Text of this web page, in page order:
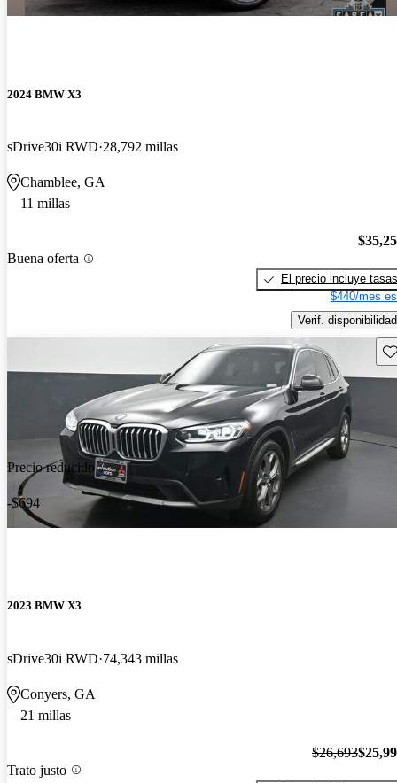
2024 BMW X3
sDrive30i RWD 28,792 millas
Chamblee, GA
11 millas
Buena oferta
El precio incluye tasas
$440/mes
Verif. disponibilidad
Precio reducido
-$694
2023 BMW X3
sDrive30i RWD 74,343 millas
Conyers, GA
21 millas
Trato justo
$26,693